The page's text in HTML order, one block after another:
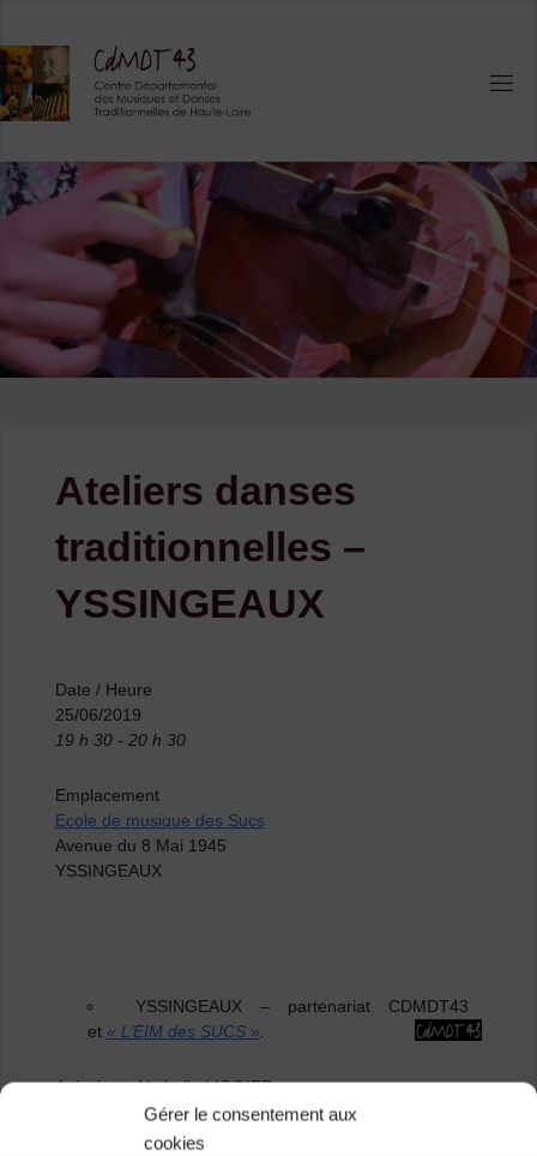
Gérer le consentement aux
cookies
content
Ateliers danses
traditionnelles –
YSSINGEAUX
Date / Heure
25/06/2019
19 h 30 - 20 h 30
Emplacement
Ecole de musique des Sucs
Avenue du 8 Mai 1945
YSSINGEAUX
YSSINGEAUX – partenariat CDMDT43
et « L’EIM des SUCS »
Animé par Nathalie LIOGIER.
Maison des Sports et Loisirs – 1 mardi sur 2 de 19h30 à